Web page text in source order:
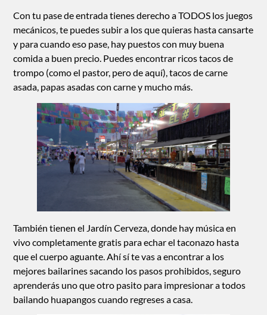
Con tu pase de entrada tienes derecho a TODOS los juegos
mecánicos, te puedes subir a los que quieras hasta cansarte
y para cuando eso pase, hay puestos con muy buena
comida a buen precio. Puedes encontrar ricos tacos de
trompo (como el pastor, pero de aquí), tacos de carne
asada, papas asadas con carne y mucho más.
También tienen el Jardín Cerveza, donde hay música en
vivo completamente gratis para echar el taconazo hasta
que el cuerpo aguante. Ahí sí te vas a encontrar a los
mejores bailarines sacando los pasos prohibidos, seguro
aprenderás uno que otro pasito para impresionar a todos
bailando huapangos cuando regreses a casa.